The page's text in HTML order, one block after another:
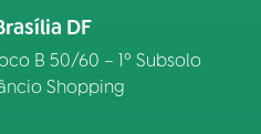
DF
B 50/60 – 1º Subsolo
Shopping